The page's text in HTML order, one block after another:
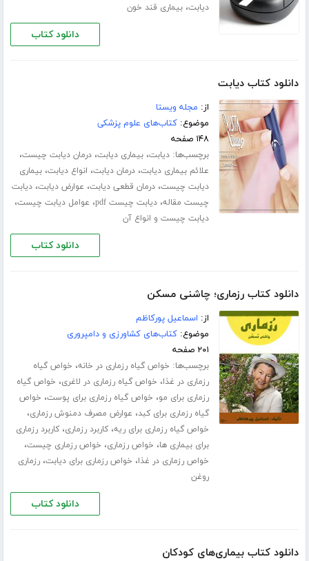
دیابت،بیماری قند خون
دانلود کتاب
دانلود کتاب دیابت
از: مجله ویستا
موضوع:کتاب‌های علوم پزشکی
۱۴۸ صفحه
برچسب‌ها:دیابت،بیماری دیابت،درمان دیابت چیست،
علائم بیماری دیابت،درمان دیابت، انواع دیابت،بیماری
دیابت چیست،درمان قطعی دیابت، عوارض دیابت،دیابت
چیست مقاله،دیابت چیست pdf ، عوامل دیابت چیست،
دیابت چیست و انواع آن
دانلود کتاب
دانلود کتاب رزماری؛ چاشنی مسکن
از: اسماعیل پورکاظم
موضوع:کتاب‌های کشاورزی و دامپروری
۲۰۱ صفحه
برچسب‌ها: خواص گیاه رزماری در خانه، خواص گیاه
رزماری در غذا، خواص گیاه رزماری در لاغری، خواص گیاه
رزماری برای مو، خواص گیاه رزماری برای پوست، خواص
گیاه رزماری برای کبد، عوارض مصرف دمنوش رزماری،
خواص گیاه رزماری برای ریه،کاربرد رزماری،کاربرد رزماری
برای بیماری ها، خواص رزماری، خواص رزماری چیست،
خواص رزماری در غذا، خواص رزماری برای دیابت،رزماری
روغن
دانلود کتاب
دانلود کتاب بیماری‌های کودکان